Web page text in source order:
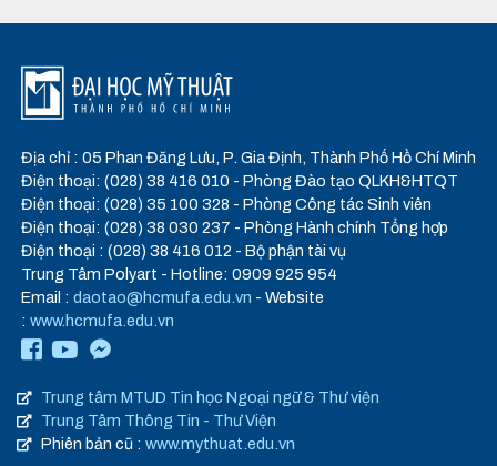
Địa chỉ : 05 Phan Đăng Lưu, P. Gia Định, Thành Phố Hồ Chí Minh
Điện thoại: (028) 38 416 010 - Phòng Đào tạo QLKH&HTQT
Điện thoại: (028) 35 100 328 - Phòng Công tác Sinh viên
Điện thoại: (028) 38 030 237 - Phòng Hành chính Tổng hợp
Điện thoại : (028) 38 416 012 - Bộ phận tài vụ
Trung Tâm Polyart - Hotline: 0909 925 954
Email : daotao@hcmufa.edu.vn - Website
: www.hcmufa.edu.vn
Trung tâm MTUD Tin học Ngoại ngữ & Thư viện
Trung Tâm Thông Tin - Thư Viện
Phiên bản cũ : www.mythuat.edu.vn